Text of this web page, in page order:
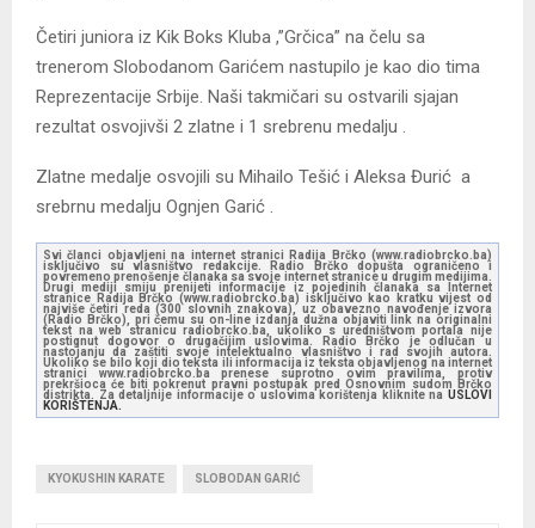
Četiri juniora iz Kik Boks Kluba ,”Grčica” na čelu sa
trenerom Slobodanom Garićem nastupilo je kao dio tima
Reprezentacije Srbije. Naši takmičari su ostvarili sjajan
rezultat osvojivši 2 zlatne i 1 srebrenu medalju .
Zlatne medalje osvojili su Mihailo Tešić i Aleksa Đurić a
srebrnu medalju Ognjen Garić .
Svi članci objavljeni na internet stranici Radija Brčko (www.radiobrcko.ba)
isključivo su vlasništvo redakcije. Radio Brčko dopušta ograničeno i
povremeno prenošenje članaka sa svoje internet stranice u drugim medijima.
Drugi mediji smiju prenijeti informacije iz pojedinih članaka sa Internet
stranice Radija Brčko (www.radiobrcko.ba) isključivo kao kratku vijest od
najviše četiri reda (300 slovnih znakova), uz obavezno navođenje izvora
(Radio Brčko), pri čemu su on-line izdanja dužna objaviti link na originalni
tekst na web stranicu radiobrcko.ba, ukoliko s uredništvom portala nije
postignut dogovor o drugačijim uslovima. Radio Brčko je odlučan u
nastojanju da zaštiti svoje intelektualno vlasništvo i rad svojih autora.
Ukoliko se bilo koji dio teksta ili informacija iz teksta objavljenog na internet
stranici www.radiobrcko.ba prenese suprotno ovim pravilima, protiv
prekršioca će biti pokrenut pravni postupak pred Osnovnim sudom Brčko
distrikta. Za detaljnije informacije o uslovima korištenja kliknite na USLOVI
KORIŠTENJA.
KYOKUSHIN KARATE SLOBODAN GARIĆ